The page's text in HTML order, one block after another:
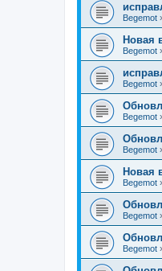
Begemot
Новая
Begemot
Begemot
Begemot
Begemot
Новая
Begemot
Begemot
Begemot